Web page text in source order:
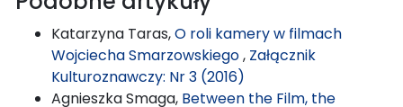
Katarzyna Taras,O roli kamery w filmach
Wojciecha Smarzowskiego, Załącznik
Kulturoznawczy: Nr 3 (2016)
Agnieszka Smaga, Between the Film, the